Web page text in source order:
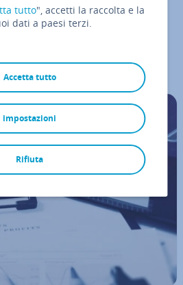
usarla a scopo di lucro. In
dal diritto d’autore
non sanno è che anche i
computer sono protetti dal
tutto", accetti la raccolta e la
dati a paesi terzi.
Accetta tutto
Rifiuta
impostazioni